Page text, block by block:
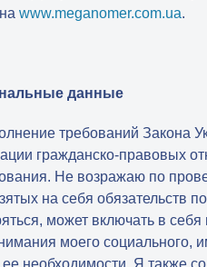
www.meganomer.com.ua.
данные
требований Закона
гражданско-правовых
Не возражаю по
на себя обязательств
может включать в
моего социального,
ее необходимости. Я также